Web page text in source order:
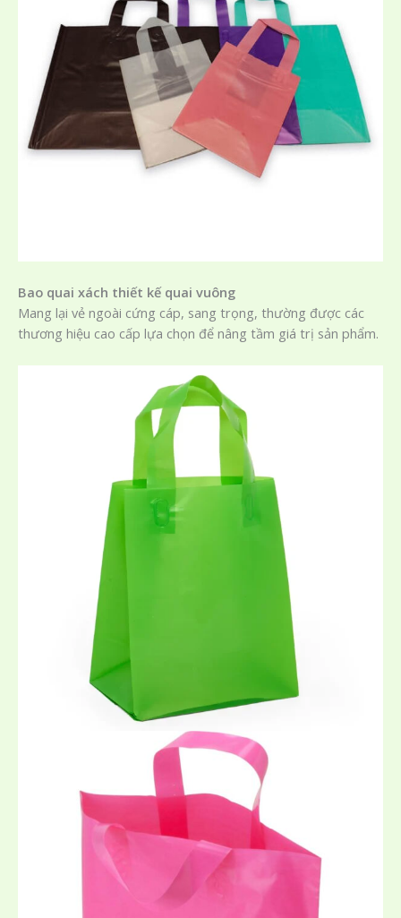
Bao quai xách thiết kế quai vuông
Mang lại vẻ ngoài cứng cáp, sang trọng, thường được các
thương hiệu cao cấp lựa chọn để nâng tầm giá trị sản phẩm.